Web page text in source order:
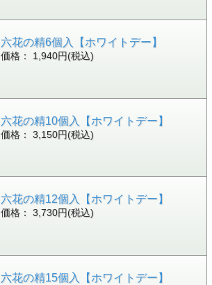
六花の精6個入【ホワイトデー】
価格： 1,940円(税込)
六花の精10個入【ホワイトデー】
価格： 3,150円(税込)
六花の精12個入【ホワイトデー】
価格： 3,730円(税込)
六花の精15個入【ホワイトデー】